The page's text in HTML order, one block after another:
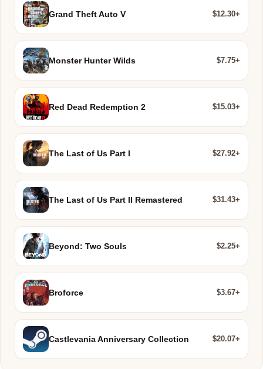
Grand Theft Auto V $12.30+
Monster Hunter Wilds $7.75+
Red Dead Redemption 2 $15.03+
The Last of Us Part I $27.92+
The Last of Us Part II Remastered $31.43+
Beyond: Two Souls $2.25+
Broforce $3.67+
Castlevania Anniversary Collection $20.07+